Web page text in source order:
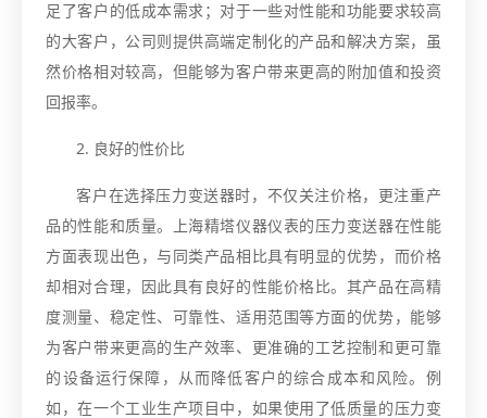
足了客户的低成本需求；对于一些对性能和功能要求较高
的大客户，公司则提供高端定制化的产品和解决方案，虽
然价格相对较高，但能够为客户带来更高的附加值和投资
回报率。
2. 良好的性价比
客户在选择压力变送器时，不仅关注价格，更注重产
品的性能和质量。上海精塔仪器仪表的压力变送器在性能
方面表现出色，与同类产品相比具有明显的优势，而价格
却相对合理，因此具有良好的性能价格比。其产品在高精
度测量、稳定性、可靠性、适用范围等方面的优势，能够
为客户带来更高的生产效率、更准确的工艺控制和更可靠
的设备运行保障，从而降低客户的综合成本和风险。例
如，在一个工业生产项目中，如果使用了低质量的压力变